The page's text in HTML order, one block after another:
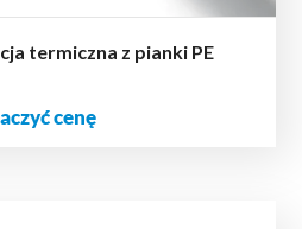
termiczna z pianki PE
cenę